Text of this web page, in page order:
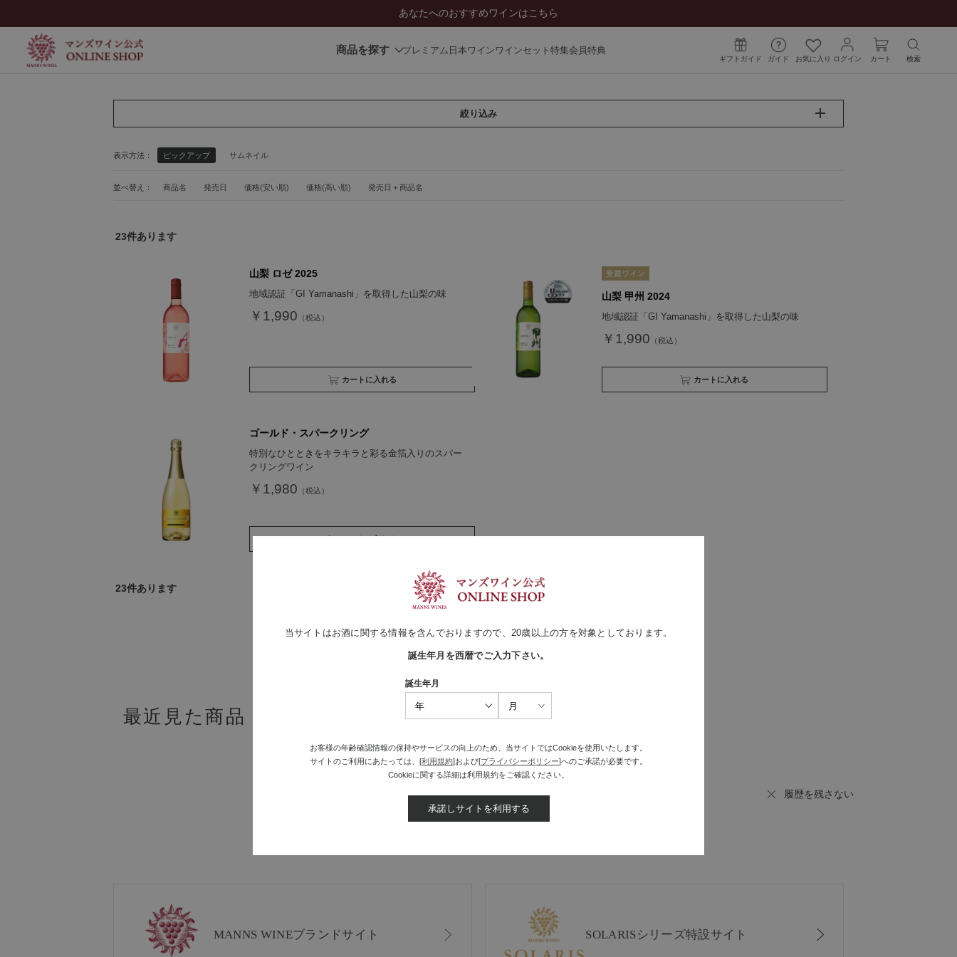
あなたへのおすすめワインはこちら
商品を探す プレミアム日本ワインワインセット 特集会員特典
ギフトガイド ガイド お気に入り ログイン カート 検索
絞り込み
表示方法： ピックアップ サムネイル
並べ替え： 商品名 発売日 価格(安い順) 価格(高い順) 発売日＋商品名
23件あります
山梨 ロゼ 2025
地域認証「GI Yamanashi」を取得した山梨の味
￥1,990
買い物かごへ入れる
山梨 甲州 2024
地域認証「GI Yamanashi」を取得した山梨の味
￥1,990
買い物かごへ入れる
ゴールド・スパークリング
特別なひとときをキラキラと彩る金箔入りのスパー
クリングワイン
￥1,980
23件あります
最近見た商品
最近見た商品がありません。
履歴を残さない
MANNS WINEブランドサイト SOLARISシリーズ特設サイト
当サイトはお酒に関する情報を含んでおりますので、20歳以上の方を対象としております。
誕生年月を西暦でご入力下さい。
誕生年月
お客様の年齢確認情報の保持やサービスの向上のため、当サイトではCookieを使用いたします。
サイトのご利用にあたっては、[利用規約]および[プライバシーポリシー]へのご承諾が必要です。
Cookieに関する詳細は利用規約をご確認ください。
承諾しサイトを利用する